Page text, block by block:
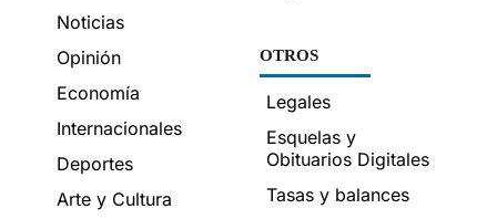
Noticias
Opinión
Economía
Internacionales
Deportes
Arte y Cultura
OTROS
Legales
Esquelas y
Obituarios Digitales
Tasas y balances